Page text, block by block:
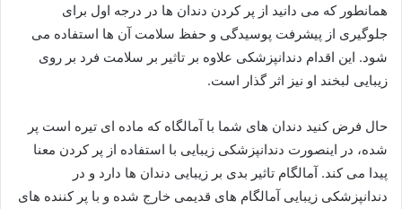
همانطور که می دانید از پر کردن دندان ها در درجه اول برای
جلوگیری از پیشرفت پوسیدگی و حفظ سلامت آن ها استفاده می
شود. این اقدام دندانپزشکی علاوه بر تاثیر بر سلامت فرد بر روی
زیبایی لبخند او نیز اثر گذار است.
حال فرض کنید دندان های شما با آمالگاه که ماده ای تیره است پر
شده، در اینصورت دندانپزشکی زیبایی با استفاده از پر کردن معنا
پیدا می کند. آمالگام تاثیر بدی بر زیبایی دندان ها دارد و در
دندانپزشکی زیبایی آمالگام های قدیمی خارج شده و با پر کننده های